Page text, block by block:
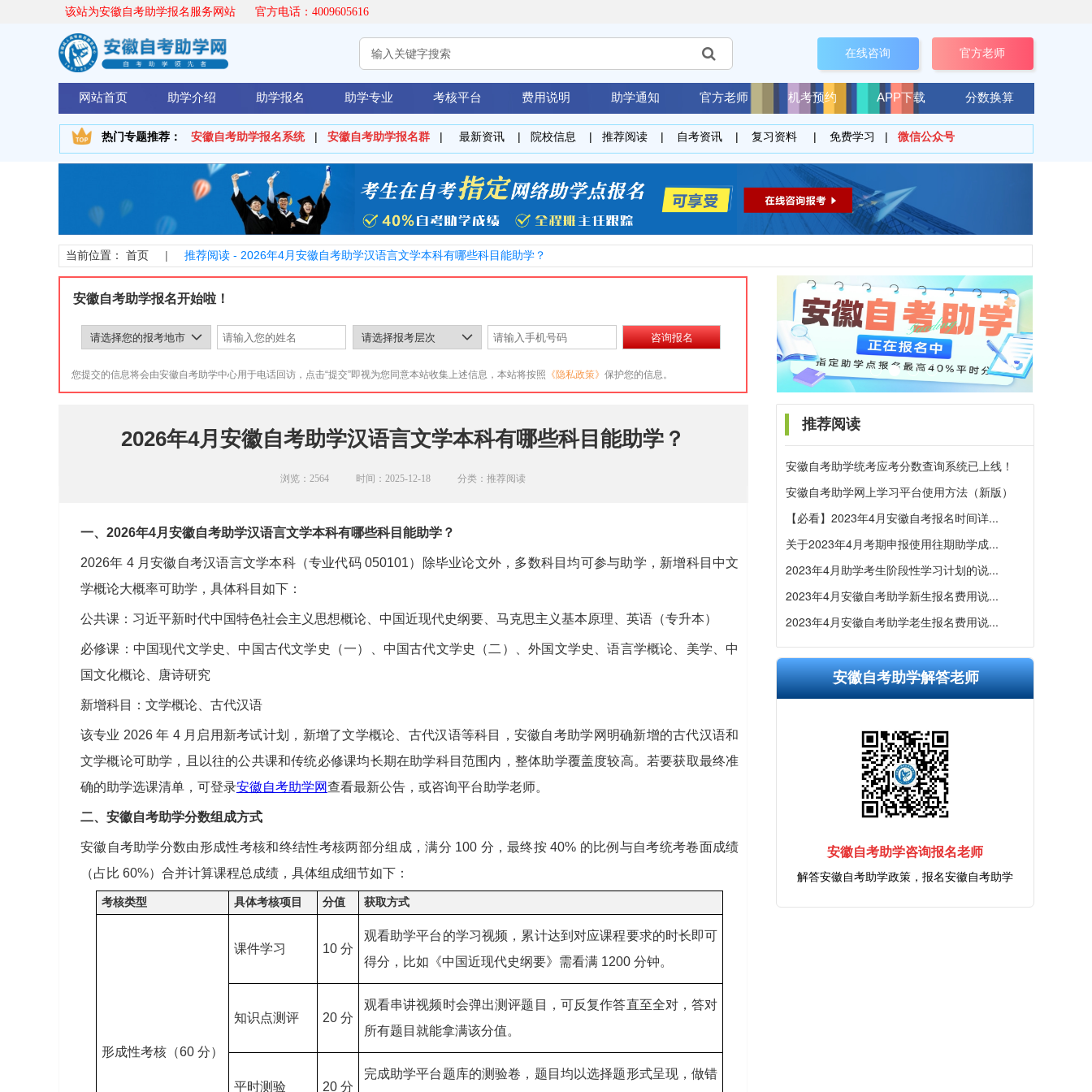
官方老师
网站首页 助学介绍 助学报名 助学专业 考核平台 费用说明 助学通知 官方老师 机考预约 APP下载 分数换算
安徽自考助学报名系统 | 安徽自考助学报名群 | 最新资讯| 院校信息 | 推荐阅读 | 自考资讯 | 复习资料 | 免费学习 | 微信公众号
热门专题推荐：
该站为安徽自考助学报名服务网站 官方电话：4009605616
在线咨询
安徽自考助学统考应考分数查询系统已上线！
安徽自考助学网上学习平台使用方法（新版）
【必看】2023年4月安徽自考报名时间详...
关于2023年4月考期申报使用往期助学成...
2023年4月助学考生阶段性学习计划的说...
2023年4月安徽自考助学新生报名费用说...
2023年4月安徽自考助学老生报名费用说...
推荐阅读
2026年4月安徽自考助学汉语言文学本科有哪些科目能助学？
浏览：2564 时间：2025-12-18 分类：推荐阅读
一、2026年4月安徽自考助学汉语言文学本科有哪些科目能助学？
2026年 4 月安徽自考汉语言文学本科（专业代码 050101）除毕业论文外，多数科目均可参与助学，新增科目中文
学概论大概率可助学，具体科目如下：
公共课：习近平新时代中国特色社会主义思想概论、中国近现代史纲要、马克思主义基本原理、英语（专升本）
必修课：中国现代文学史、中国古代文学史（一）、中国古代文学史（二）、外国文学史、语言学概论、美学、中
国文化概论、唐诗研究
新增科目：文学概论、古代汉语
该专业 2026 年 4 月启用新考试计划，新增了文学概论、古代汉语等科目，安徽自考助学网明确新增的古代汉语和
文学概论可助学，且以往的公共课和传统必修课均长期在助学科目范围内，整体助学覆盖度较高。若要获取最终准
确的助学选课清单，可登录安徽自考助学网查看最新公告，或咨询平台助学老师。
二、安徽自考助学分数组成方式
安徽自考助学分数由形成性考核和终结性考核两部分组成，满分 100 分，最终按 40% 的比例与自考统考卷面成绩
（占比 60%）合并计算课程总成绩，具体组成细节如下：
考核类型 具体考核项目 分值 获取方式
形成性考核（60 分）
课件学习 10 分
观看助学平台的学习视频，累计达到对应课程要求的时长即可
得分，比如《中国近现代史纲要》需看满 1200 分钟。
知识点测评 20 分
观看串讲视频时会弹出测评题目，可反复作答直至全对，答对
所有题目就能拿满该分值。
平时测验 20 分
完成助学平台题库的测验卷，题目均以选择题形式呈现，做错
安徽自考助学解答老师
安徽自考助学咨询报名老师
解答安徽自考助学政策，报名安徽自考助学
当前位置： 首页 | 推荐阅读 - 2026年4月安徽自考助学汉语言文学本科有哪些科目能助学？
安徽自考助学报名开始啦！
 
您提交的信息将会由安徽自考助学中心用于电话回访，点击“提交”即视为您同意本站收集上述信息，本站将按照 《隐私政策》保护您的信息。